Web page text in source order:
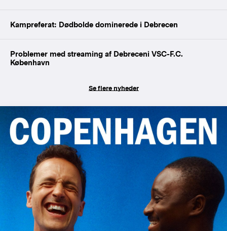
Kampreferat: Dødbolde dominerede i Debrecen
Problemer med streaming af Debreceni VSC-F.C.
København
Se flere nyheder